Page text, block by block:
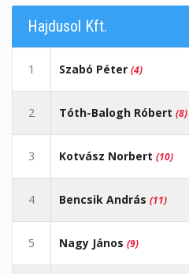
Hajdusol Kft.
1 Szabó Péter (4)
2 Tóth-Balogh Róbert (8)
3 Kotvász Norbert (10)
4 Bencsik András (11)
5 Nagy János (9)